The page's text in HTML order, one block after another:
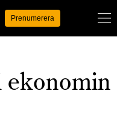
Prenumerera